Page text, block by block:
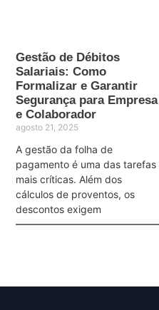
Gestão de Débitos
Salariais: Como
Formalizar e Garantir
Segurança para Empresa
e Colaborador
agosto 21, 2025
A gestão da folha de
pagamento é uma das tarefas
mais críticas. Além dos
cálculos de proventos, os
descontos exigem